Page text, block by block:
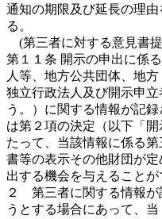
通知の期限及び延長の理
る。
(第三者に対する意見書
第１１条 開示の申出に係
人等、地方公共団体、地方
独立行政法人及び開示申
う。）に関する情報が記
は第２項の決定（以下「
たって、当該情報に係る
書等の表示その他財団が
出する機会を与えることが
２ 第三者に関する情報が
うとする場合にあって、当